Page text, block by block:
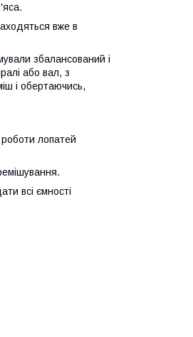
вже в
збалансований і
або вал, з
і обертаючись,
лопатей
всі ємності